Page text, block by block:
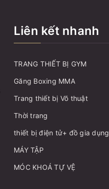
Liên kết nhanh
TRANG THIẾT BỊ GYM
Găng Boxing MMA
Trang thiết bị Võ thuật
Thời trang
thiết bị điện tử+ đồ gia dụng
MÁY TẬP
MÓC KHOÁ TỰ VỆ